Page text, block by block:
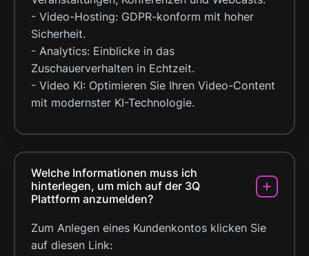
- Video-Hosting: GDPR-konform mit hoher
Sicherheit.
- Analytics: Einblicke in das
Zuschauerverhalten in Echtzeit.
- Video KI: Optimieren Sie Ihren Video-Content
mit modernster KI-Technologie.
Welche Informationen muss ich
hinterlegen, um mich auf der 3Q
Plattform anzumelden?
Zum Anlegen eines Kundenkontos klicken Sie
auf diesen Link: